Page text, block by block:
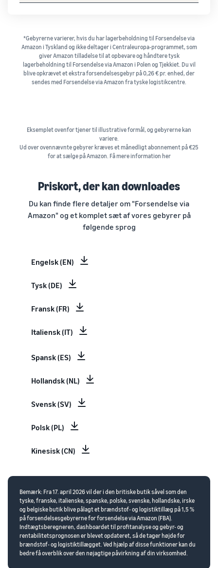
*Gebyrerne varierer, hvis du har lagerbeholdning til Forsendelse via
Amazon i Tyskland og ikke deltager i Centraleuropa-programmet, som
giver Amazon tilladelse til at opbevare og håndtere tysk
lagerbeholdning til Forsendelse via Amazon i Polen og Tjekkiet. Du vil
blive opkrævet et ekstra forsendelsesgebyr på 0,26 € pr. enhed, der
sendes med Forsendelse via Amazon fra tyske logistikcentre.
Eksemplet ovenfor tjener til illustrative formål, og gebyrerne kan
variere.
Ud over ovennævnte gebyrer kræves et månedligt abonnement på €25
for at sælge på Amazon. Få mere information her
Priskort, der kan downloades
Du kan finde flere detaljer om "Forsendelse via
Amazon" og et komplet sæt af vores gebyrer på
følgende sprog
Engelsk (EN)
Tysk (DE)
Fransk (FR)
Italiensk (IT)
Spansk (ES)
Hollandsk (NL)
Svensk (SV)
Polsk (PL)
Kinesisk (CN)
Bemærk: Fra 17. april 2026 vil der i den britiske butik såvel som den
tyske, franske, italienske, spanske, polske, svenske, hollandske, irske
og belgiske butik blive pålagt et brændstof- og logistiktillæg på 1,5 %
på forsendelsesgebyrerne for forsendelse via Amazon (FBA).
Indtægtsberegneren, dashboardet til profitanalyse og gebyr- og
rentabilitetsprognosen er blevet opdateret, så de tager højde for
brændstof- og logistiktillægget. Ved hjælp af disse funktioner kan du
bedre få overblik over den nøjagtige påvirkning af din virksomhed.